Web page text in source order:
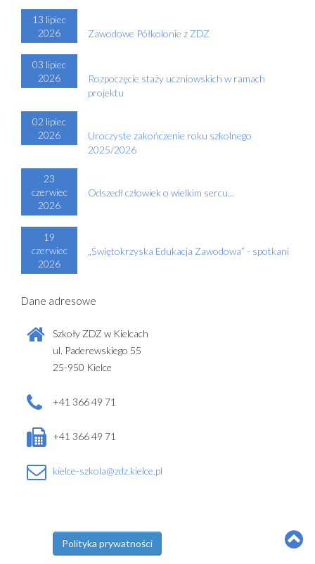
13 lipiec
2026
Zawodowe Półkolonie z ZDZ
03 lipiec
2026
Rozpoczęcie staży uczniowskich w ramach
projektu
02 lipiec
2026
Uroczyste zakończenie roku szkolnego
2025/2026
23
czerwiec
2026
Odszedł człowiek o wielkim sercu...
19
czerwiec
2026
„Świętokrzyska Edukacja Zawodowa” - spotkani
Dane adresowe
Szkoły ZDZ w Kielcach
ul. Paderewskiego 55
25-950 Kielce
+41 366 49 71
+41 366 49 71
kielce-szkola@zdz.kielce.pl
Polityka prywatności